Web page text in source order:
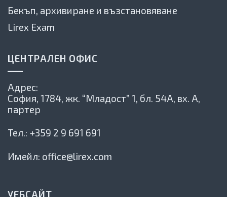
Бекъп, архивиране и възстановяване
Lirex Exam
ЦЕНТРАЛЕН ОФИС
Адрес:
София, 1784, жк. “Младост” 1, бл. 54А, вх. А,
партер
Тел.: +359 2 9 691 691
Имейл: office@lirex.com
УЕБСАЙТ